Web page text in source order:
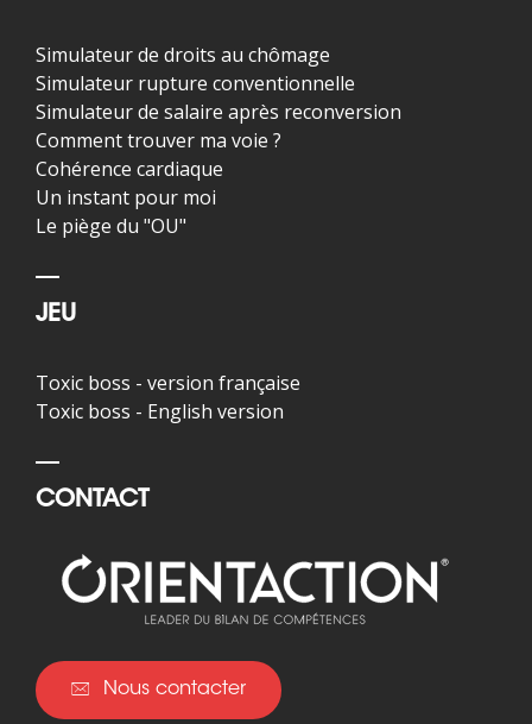
Simulateur de droits au chômage
Simulateur rupture conventionnelle
Simulateur de salaire après reconversion
Comment trouver ma voie ?
Cohérence cardiaque
Un instant pour moi
Le piège du "OU"
JEU
Toxic boss - version française
Toxic boss - English version
CONTACT
Nous contacter